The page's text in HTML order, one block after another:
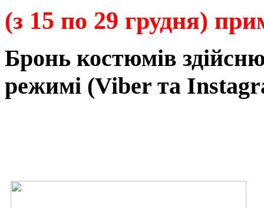
(з 15 по 29 грудня)
Бронь костюмів
режимі (Viber та